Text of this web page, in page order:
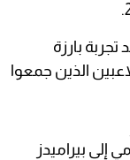
بارزة
الذين جمعوا
إكرامي إلى بيراميدز